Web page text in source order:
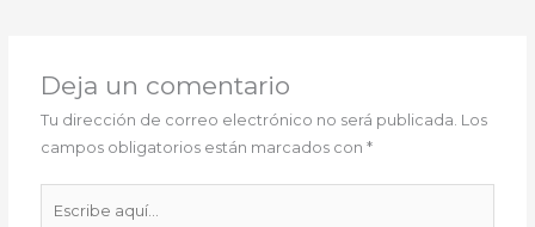
Deja un comentario
Tu dirección de correo electrónico no será publicada. Los
campos obligatorios están marcados con*